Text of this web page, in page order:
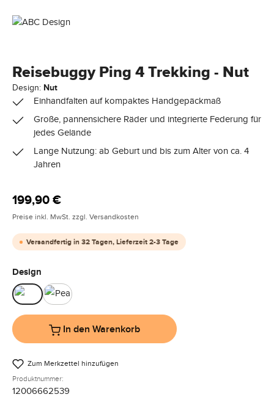
Reisebuggy Ping 4 Trekking - Nut
Design: Nut
Einhandfalten auf kompaktes Handgepäckmaß
Große, pannensichere Räder und integrierte Federung für
jedes Gelände
Lange Nutzung: ab Geburt und bis zum Alter von ca. 4
Jahren
Regulärer Preis:
199,90 €
Preise inkl. MwSt. zzgl. Versandkosten
Versandfertig in 32 Tagen, Lieferzeit 2-3 Tage
Design
Nut Pea
In den Warenkorb
Zum Merkzettel hinzufügen
Produktnummer:
12006662539